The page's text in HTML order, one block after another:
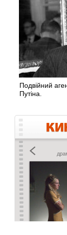
Подвійний
Путіна.